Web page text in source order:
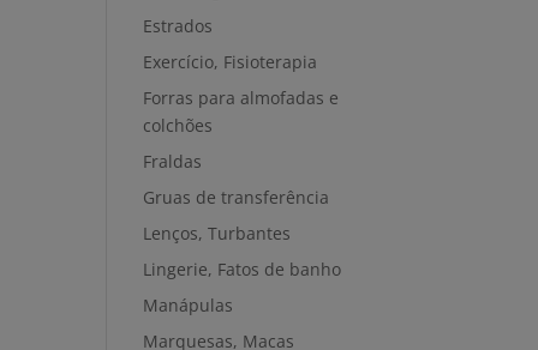
Estrados
Exercício, Fisioterapia
Forras para almofadas e
colchões
Fraldas
Gruas de transferência
Lenços, Turbantes
Lingerie, Fatos de banho
Manápulas
Marquesas, Macas